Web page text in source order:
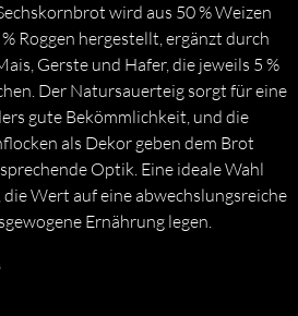
wird aus 50 % Weizen
Roggen hergestellt, ergänzt durch
Gerste und Hafer, die jeweils 5 %
Der Natursauerteig sorgt für eine
gute Bekömmlichkeit, und die
als Dekor geben dem Brot
Optik. Eine ideale Wahl
die Wert auf eine abwechslungsreiche
Ernährung legen.